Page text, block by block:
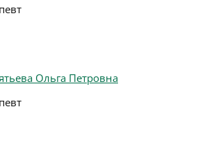
Ольга Петровна